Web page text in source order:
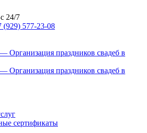
24/7
(929) 577-23-08
сертификаты